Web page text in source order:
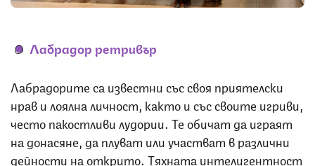
Лабрадор ретривър
Лабрадорите са известни със своя приятелски
нрав и лоялна личност, както и със своите игриви,
често пакостливи лудории. Те обичат да играят
на донасяне, да плуват или участват в различни
дейности на открито. Тяхната интелигентност